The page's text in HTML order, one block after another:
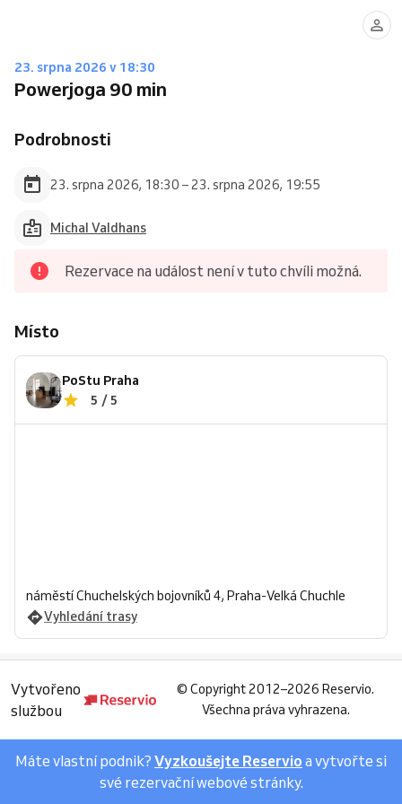
23. srpna 2026 v 18:30
Powerjoga 90 min
Podrobnosti
23. srpna 2026, 18:30 – 23. srpna 2026, 19:55
Michal Valdhans
Rezervace na událost není v tuto chvíli možná.
Místo
PoStu Praha
5 / 5
náměstí Chuchelských bojovníků 4, Praha-Velká Chuchle
Vyhledání trasy
Vytvořeno
službou
© Copyright 2012–2026 Reservio.
Všechna práva vyhrazena.
Máte vlastní podnik? Vyzkoušejte Reservio a vytvořte si
své rezervační webové stránky.